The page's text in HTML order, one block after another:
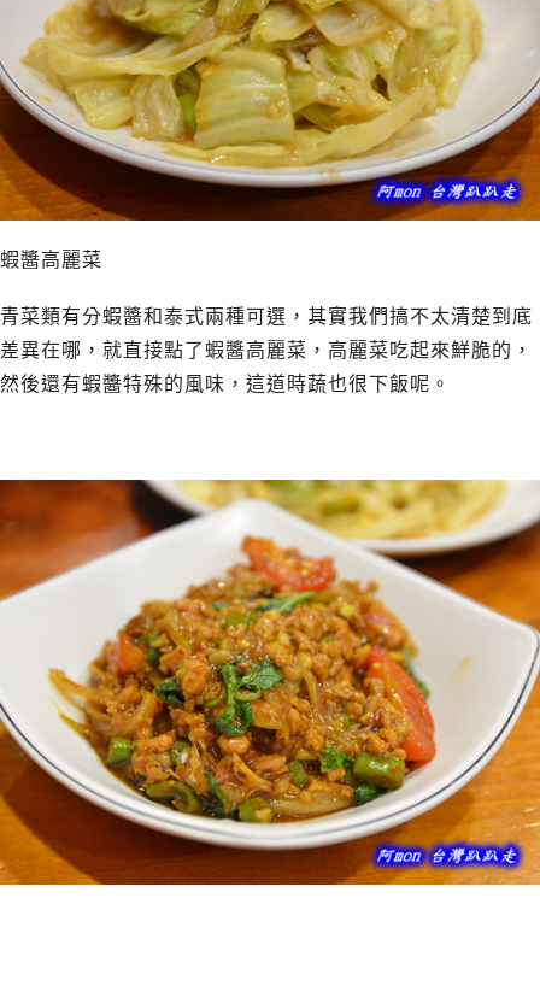
蝦醬高麗菜
青菜類有分蝦醬和泰式兩種可選，其實我們搞不太清楚到底
差異在哪，就直接點了蝦醬高麗菜，高麗菜吃起來鮮脆的，
然後還有蝦醬特殊的風味，這道時蔬也很下飯呢。